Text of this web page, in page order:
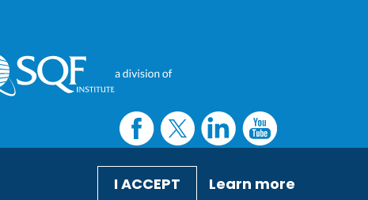
I ACCEPT Learn more